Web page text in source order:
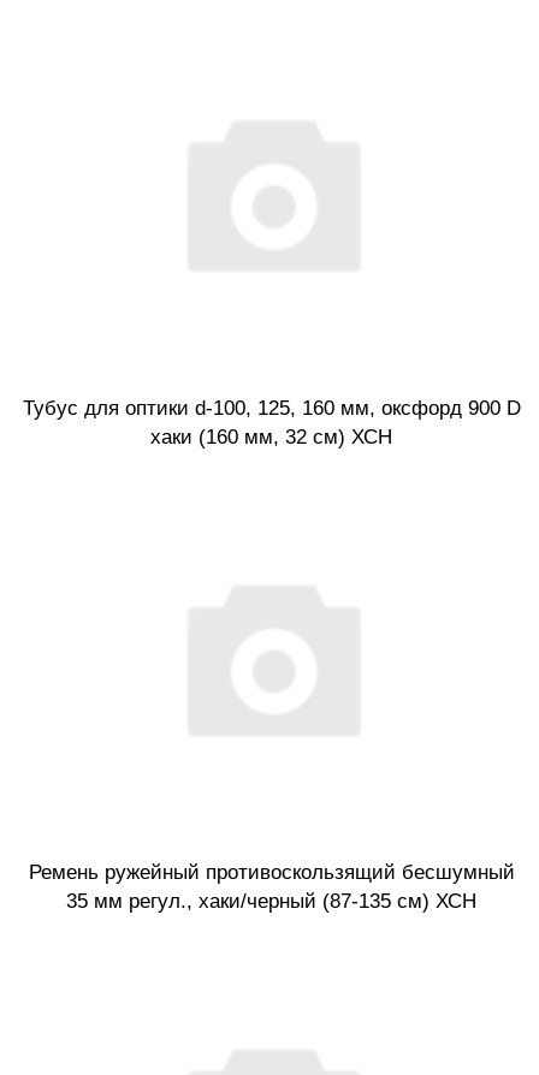
Тубус для оптики d-100, 125, 160 мм, оксфорд 900 D
хаки (160 мм, 32 см) ХСН
Ремень ружейный противоскользящий бесшумный
35 мм регул., хаки/черный (87-135 см) ХСН